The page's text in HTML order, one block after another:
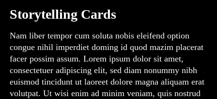
Storytelling Cards
Nam liber tempor cum soluta nobis eleifend option
congue nihil imperdiet doming id quod mazim placerat
facer possim assum. Lorem ipsum dolor sit amet,
consectetuer adipiscing elit, sed diam nonummy nibh
euismod tincidunt ut laoreet dolore magna aliquam erat
volutpat. Ut wisi enim ad minim veniam, quis nostrud